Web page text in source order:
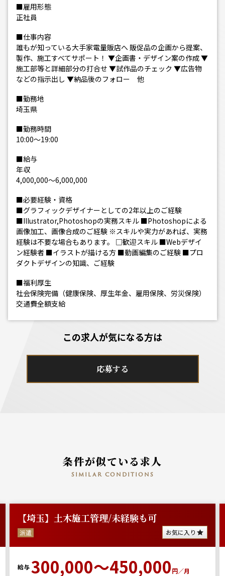
■雇用形態
正社員
■仕事内容
誰もが知っている大手家電量販店へ 販促品の企画から提案、
製作、施工すべてサポート！ ▼企画書・デザイン案の作成 ▼
施工部等と詳細部分の打合せ ▼試作品のチェック ▼広告物
などの指示出し ▼納品後のフォロー 他
■勤務地
埼玉県
■勤務時間
10:00～19:00
■給与
年収
4,000,000～6,000,000
■必要経験・資格
■グラフィックデザイナーとしての2年以上のご経験
■Illustrator,Photoshopの実務スキル ■Photoshopによる
画像加工、画像合成のご経験 ※スキルや実力があれば、実務
経験は不要な場合もあります。 □歓迎スキル ■Webデザイ
ン経験者 ■イラストが描ける方 ■動画編集のご経験 ■プロ
ダクトデザインの知識、ご経験
■福利厚生
社会保険完備（健康保険、厚生年金、雇用保険、労災保険）
交通費全額支給
この求人が気になる方は
応募する
条件が似ている求人
similar conditions
【埼玉】土木施工管理/未経験も可
派遣 お気に入り
給与300,000～450,000円／月